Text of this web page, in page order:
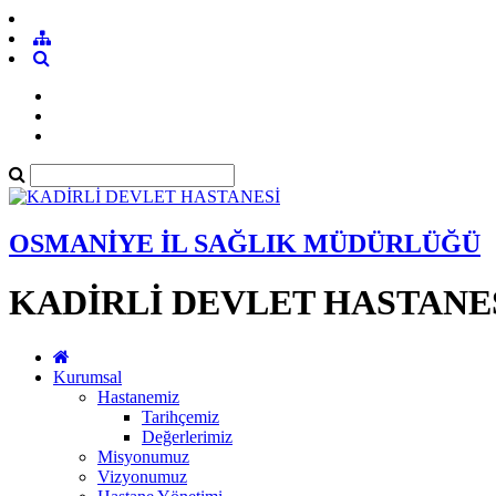
OSMANİYE İL SAĞLIK MÜDÜRLÜĞÜ
KADİRLİ DEVLET
Kurumsal
Hastanemiz
Tarihçemiz
Değerlerimiz
Misyonumuz
Vizyonumuz